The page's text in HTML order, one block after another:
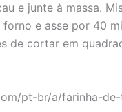
e junte à massa.
e asse por 40
de cortar em
pt-br/a/farinha-